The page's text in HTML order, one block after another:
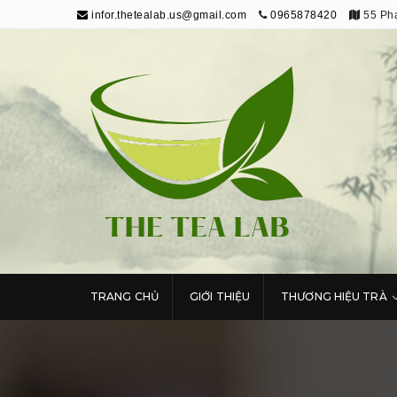
infor.thetealab.us@gmail.com 0965878420 55
The Tea Lab
Trang Thông Tin Về Trà
TRANG CHỦ GIỚI THIỆU THƯƠNG HIỆU TRÀ